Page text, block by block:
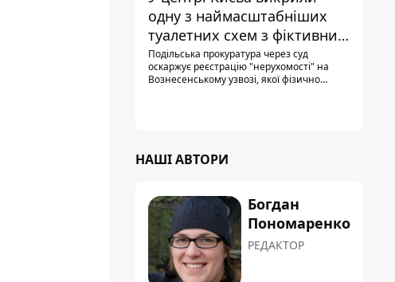
одну з наймасштабніших
туалетних схем з фіктивним
будинком
Подільська прокуратура через суд
оскаржує реєстрацію "нерухомості" на
Вознесенському узвозі, якої фізично
НАШІ АВТОРИ
Богдан
Пономаренко
РЕДАКТОР